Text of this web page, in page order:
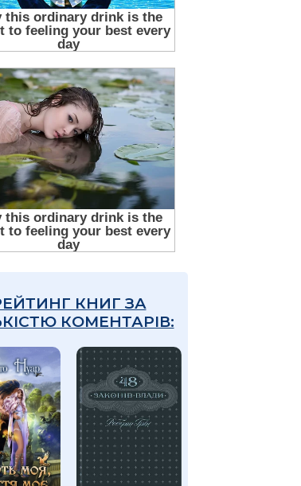
КНИГ ЗА
КОМЕНТАРІВ: